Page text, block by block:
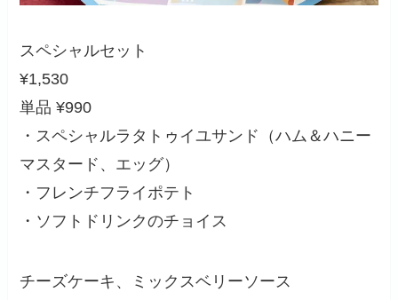
スペシャルセット
¥1,530
単品 ¥990
・スペシャルラタトゥイユサンド（ハム＆ハニー
マスタード、エッグ）
・フレンチフライポテト
・ソフトドリンクのチョイス
チーズケーキ、ミックスベリーソース